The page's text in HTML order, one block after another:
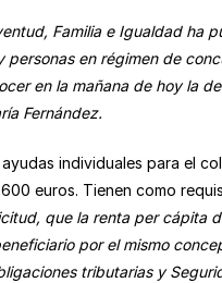
C
h
at
n
e
a
m
e
m
p
tir
Familia e Igualdad ha
personas en régimen de
en la mañana de hoy la
Fernández.
individuales para el
euros. Tienen como
, que la renta per cápita
por el mismo
tributarias y